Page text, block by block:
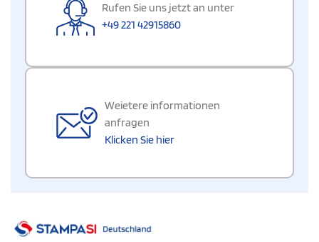
Rufen Sie uns jetzt an unter
+49 221 42915860
Weietere informationen
anfragen
Klicken Sie hier